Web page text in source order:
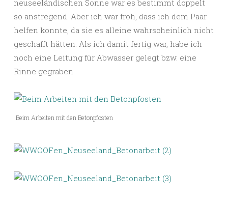
neuseeländischen Sonne war es bestimmt doppelt
so anstregend. Aber ich war froh, dass ich dem Paar
helfen konnte, da sie es alleine wahrscheinlich nicht
geschafft hätten. Als ich damit fertig war, habe ich
noch eine Leitung für Abwasser gelegt bzw. eine
Rinne gegraben.
Beim Arbeiten mit den Betonpfosten